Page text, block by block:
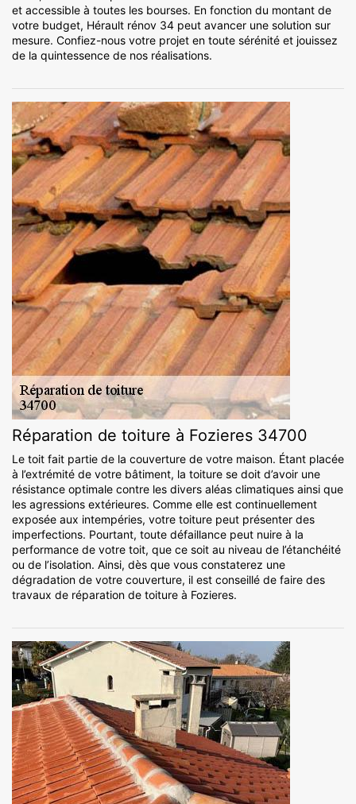
et accessible à toutes les bourses. En fonction du montant de
votre budget, Hérault rénov 34 peut avancer une solution sur
mesure. Confiez-nous votre projet en toute sérénité et jouissez
de la quintessence de nos réalisations.
Réparation de toiture à Fozieres 34700
Le toit fait partie de la couverture de votre maison. Étant placée
à l’extrémité de votre bâtiment, la toiture se doit d’avoir une
résistance optimale contre les divers aléas climatiques ainsi que
les agressions extérieures. Comme elle est continuellement
exposée aux intempéries, votre toiture peut présenter des
imperfections. Pourtant, toute défaillance peut nuire à la
performance de votre toit, que ce soit au niveau de l’étanchéité
ou de l’isolation. Ainsi, dès que vous constaterez une
dégradation de votre couverture, il est conseillé de faire des
travaux de réparation de toiture à Fozieres.